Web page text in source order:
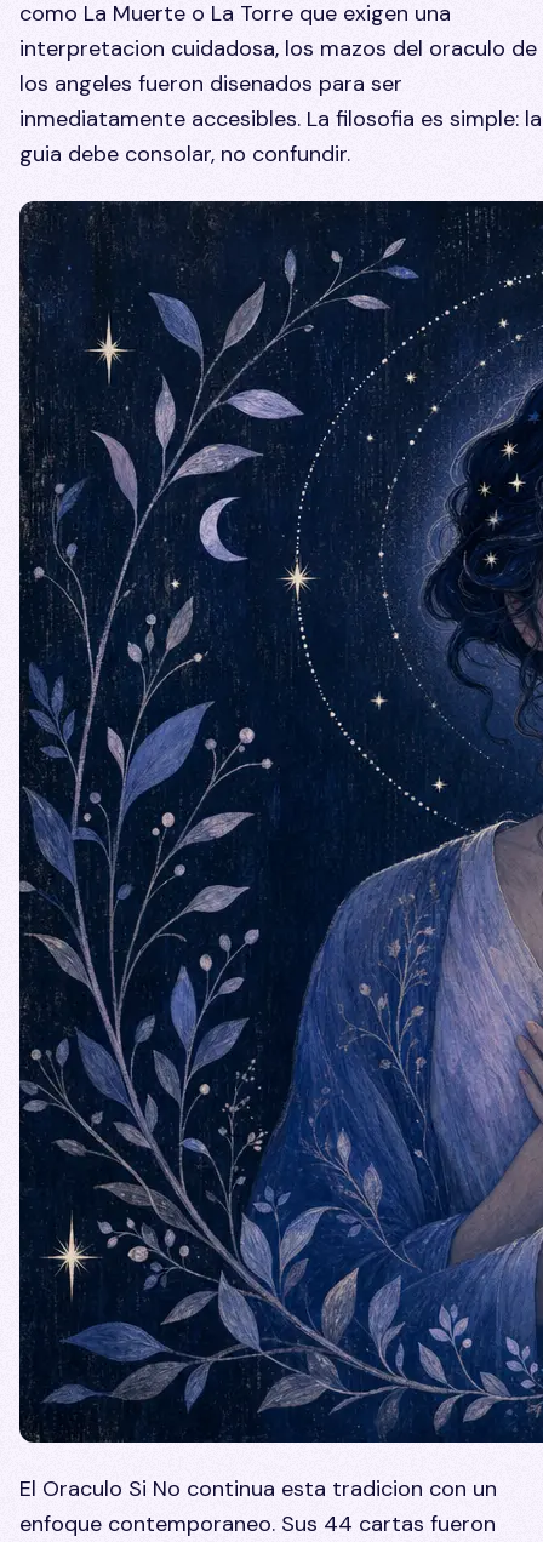
como La Muerte o La Torre que exigen una
interpretacion cuidadosa, los mazos del oraculo de
los angeles fueron disenados para ser
inmediatamente accesibles. La filosofia es simple: la
guia debe consolar, no confundir.
El Oraculo Si No continua esta tradicion con un
enfoque contemporaneo. Sus 44 cartas fueron